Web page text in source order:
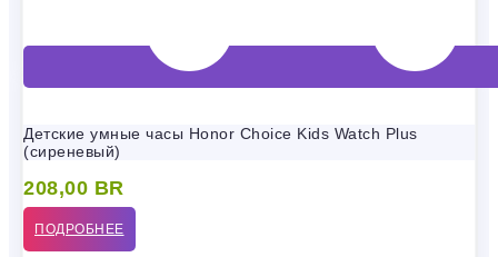
Детские умные часы Honor Choice Kids Watch Plus
(сиреневый)
208,00 BR
ПОДРОБНЕЕ